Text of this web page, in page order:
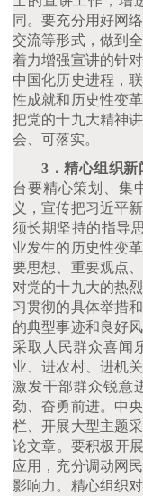
同。要充分用好网
交流等形式，做到
着力增强宣讲的针
中国化历史进程，
性成就和历史性变
把党的十九大精神
会、可落实。
3．精心组织新
台要精心策划、集
义，宣传把习近平
须长期坚持的指导
业发生的历史性变
要思想、重要观点
对党的十九大的热
习贯彻的具体举措
的典型事迹和良好
采取人民群众喜闻
业、进农村、进机
激发干部群众锐意
劲、奋勇前进。中
栏、开展大型主题
论文章。要积极开
应用，充分调动网
影响力。精心组织